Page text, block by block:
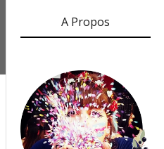
A Propos
GOT IT